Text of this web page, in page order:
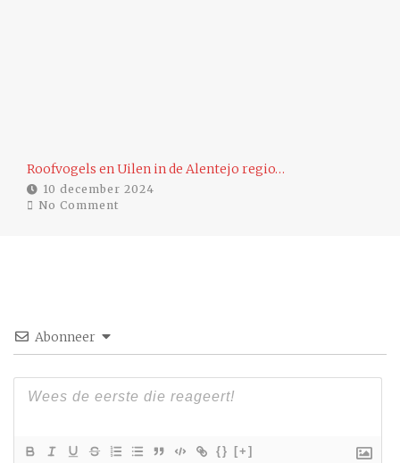
Roofvogels en Uilen in de Alentejo regio…
10 december 2024
No Comment
Abonneer
{} [+]